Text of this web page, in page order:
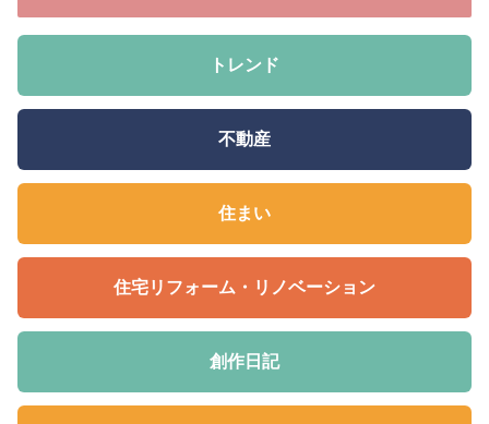
トレンド
不動産
住まい
住宅リフォーム・リノベーション
創作日記